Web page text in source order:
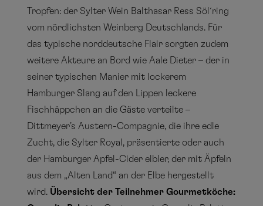
Tropfen: der Sylter Wein Balthasar Ress Söl´ring
vom nördlichsten Weinberg Deutschlands. Für
das typische norddeutsche Flair sorgten zudem
weitere Akteure an Bord wie Aale Dieter – der in
seiner typischen Manier mit lockerem
Hamburger Slang auf den Lippen leckere
Fischhäppchen an die Gäste verteilte –
Dittmeyer's Austern-Compagnie, die ihre edle
Zucht, die Sylter Royal, präsentierte oder auch
der Hamburger Apfel-Cider elbler, der mit Äpfeln
aus dem „Alten Land“ an der Elbe hergestellt
wird. Übersicht der Teilnehmer Gourmetköche: